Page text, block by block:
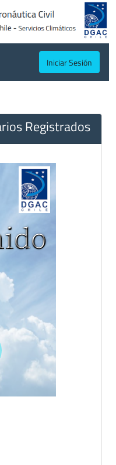
Iniciar Sesión
Registrados